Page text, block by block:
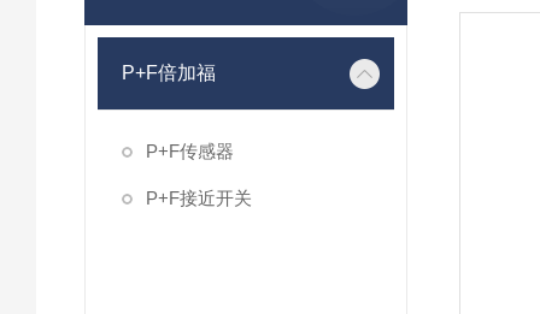
P+F倍加福
P+F传感器
P+F接近开关